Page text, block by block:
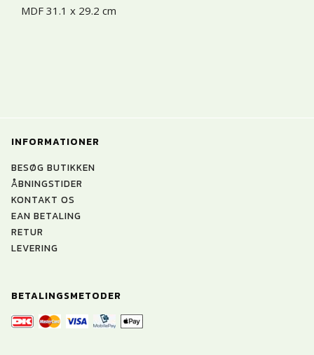
MDF 31.1 x 29.2 cm
INFORMATIONER
BESØG BUTIKKEN
ÅBNINGSTIDER
KONTAKT OS
EAN BETALING
RETUR
LEVERING
BETALINGSMETODER